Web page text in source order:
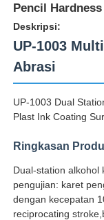
Rumah
Produk
Tentang kita
Kontrol kualitas
Pencil Hardness
Deskripsi:
UP-1003
Abrasi
UP-1003 Dual
Plast Ink Coating
Ringkasan
Dual-station alkohol
pengujian: karet
dengan kecepatan
reciprocating